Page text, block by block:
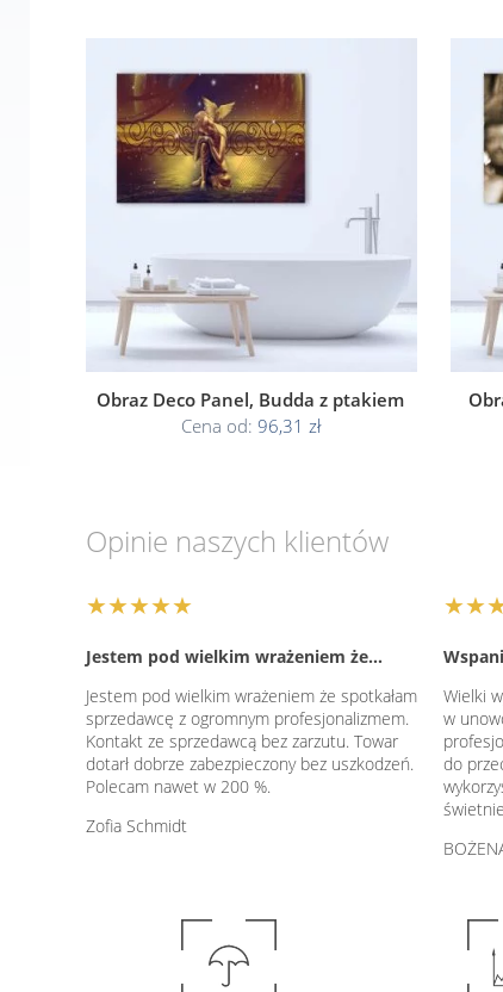
Obraz Deco Panel, Budda z ptakiem
Cena od: 96,31 zł
Opinie naszych klientów
★★★★★
Jestem pod wielkim wrażeniem że…
Jestem pod wielkim wrażeniem że spotkałam
sprzedawcę z ogromnym profesjonalizmem.
Kontakt ze sprzedawcą bez zarzutu. Towar
dotarł dobrze zabezpieczony bez uszkodzeń.
Polecam nawet w 200 %.
Zofia Schmidt
Wielki
w
do